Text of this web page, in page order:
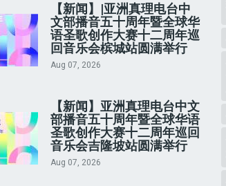
【新闻】|亚洲真理电台中
文部播音五十周年暨全球华
语圣歌创作大赛十二周年巡
回音乐会槟城站圆满举行
Aug 07, 2026
【新闻】亚洲真理电台中文
部播音五十周年暨全球华语
圣歌创作大赛十二周年巡回
音乐会吉隆坡站圆满举行
Aug 07, 2026